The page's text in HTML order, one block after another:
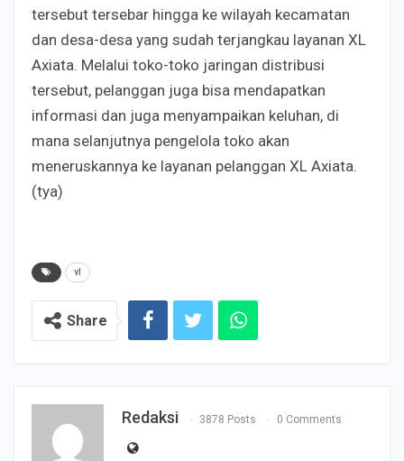
tersebut tersebar hingga ke wilayah kecamatan
dan desa-desa yang sudah terjangkau layanan XL
Axiata. Melalui toko-toko jaringan distribusi
tersebut, pelanggan juga bisa mendapatkan
informasi dan juga menyampaikan keluhan, di
mana selanjutnya pengelola toko akan
meneruskannya ke layanan pelanggan XL Axiata.
(tya)
vl
Share
Redaksi 3878 Posts 0 Comments